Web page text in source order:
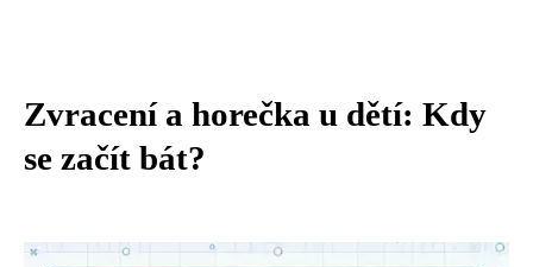
Zvracení a horečka u dětí: Kdy
se začít bát?